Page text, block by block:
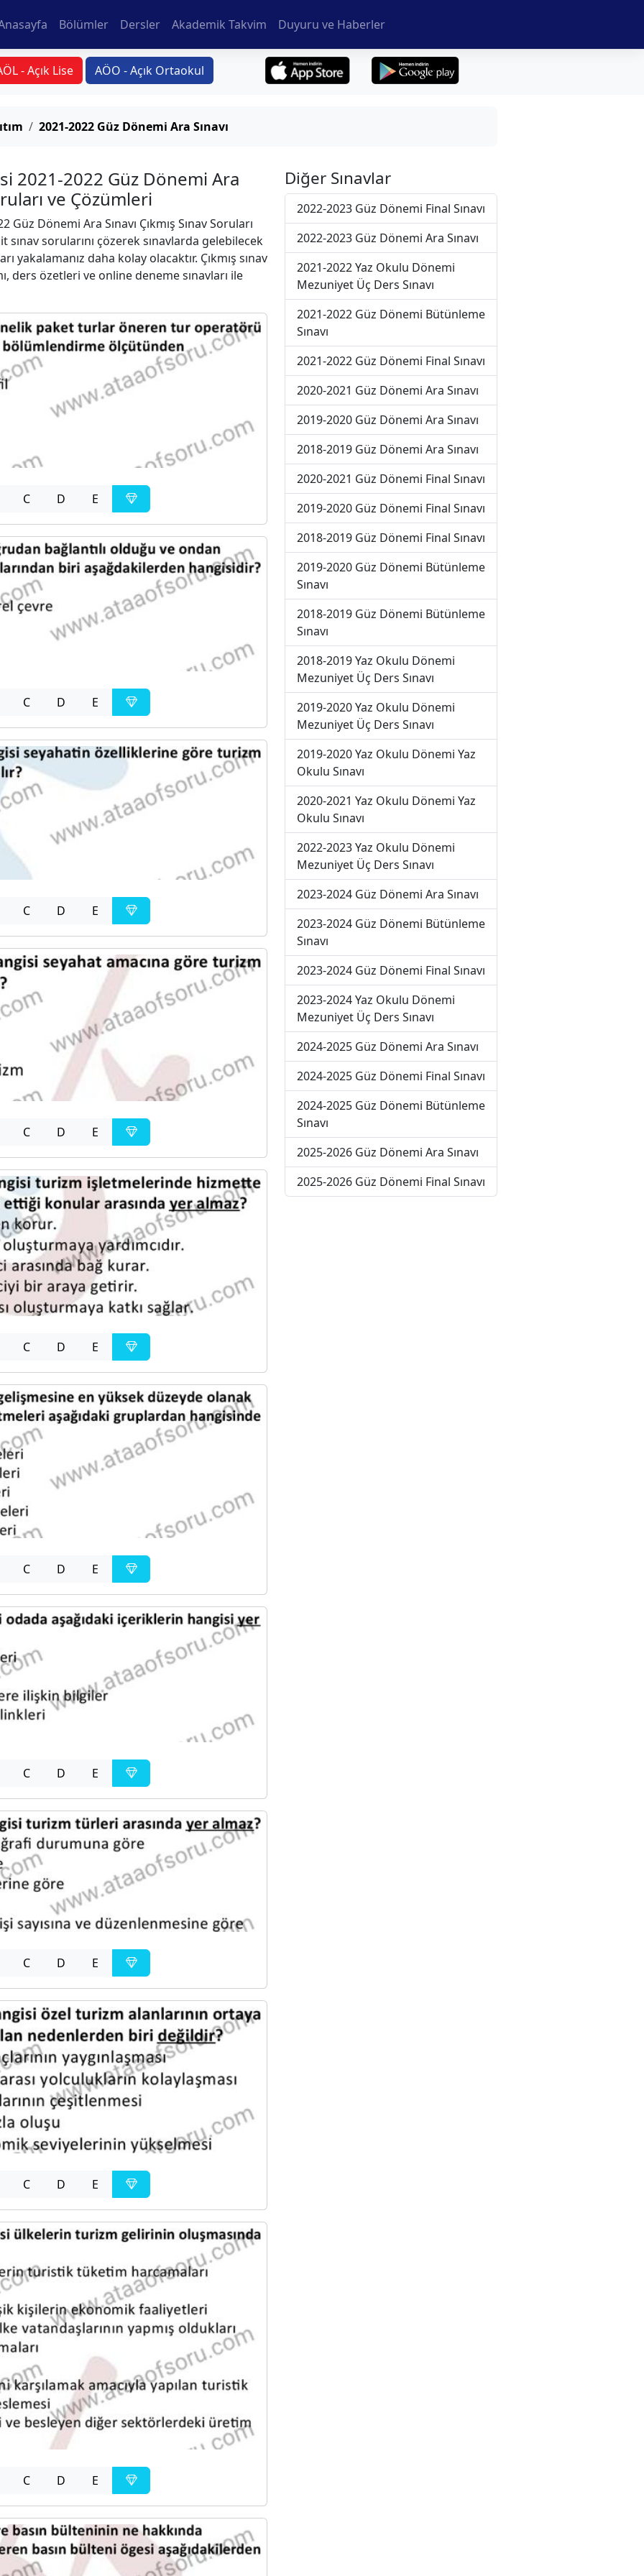
Bölümler Dersler Akademik Takvim Duyuru ve Haberler
- Açık Lise AÖO - Açık Ortaokul
2021-2022 Güz Dönemi Ara Sınavı
2021-2022 Güz Dönemi Ara
ve Çözümleri
Güz Dönemi Ara Sınavı Çıkmış Sınav Soruları
sorularını çözerek sınavlarda gelebilecek
yakalamanız daha kolay olacaktır. Çıkmış sınav
ders özetleri ve online deneme sınavları ile
C D E
C D E
C D E
C D E
C D E
C D E
C D E
C D E
C D E
C D E
Diğer Sınavlar
2022-2023 Güz Dönemi Final Sınavı
2022-2023 Güz Dönemi Ara Sınavı
2021-2022 Yaz Okulu Dönemi
Mezuniyet Üç Ders Sınavı
2021-2022 Güz Dönemi Bütünleme
Sınavı
2021-2022 Güz Dönemi Final Sınavı
2020-2021 Güz Dönemi Ara Sınavı
2019-2020 Güz Dönemi Ara Sınavı
2018-2019 Güz Dönemi Ara Sınavı
2020-2021 Güz Dönemi Final Sınavı
2019-2020 Güz Dönemi Final Sınavı
2018-2019 Güz Dönemi Final Sınavı
2019-2020 Güz Dönemi Bütünleme
Sınavı
2018-2019 Güz Dönemi Bütünleme
Sınavı
2018-2019 Yaz Okulu Dönemi
Mezuniyet Üç Ders Sınavı
2019-2020 Yaz Okulu Dönemi
Mezuniyet Üç Ders Sınavı
2019-2020 Yaz Okulu Dönemi Yaz
Okulu Sınavı
2020-2021 Yaz Okulu Dönemi Yaz
Okulu Sınavı
2022-2023 Yaz Okulu Dönemi
Mezuniyet Üç Ders Sınavı
2023-2024 Güz Dönemi Ara Sınavı
2023-2024 Güz Dönemi Bütünleme
Sınavı
2023-2024 Güz Dönemi Final Sınavı
2023-2024 Yaz Okulu Dönemi
Mezuniyet Üç Ders Sınavı
2024-2025 Güz Dönemi Ara Sınavı
2024-2025 Güz Dönemi Final Sınavı
2024-2025 Güz Dönemi Bütünleme
Sınavı
2025-2026 Güz Dönemi Ara Sınavı
2025-2026 Güz Dönemi Final Sınavı